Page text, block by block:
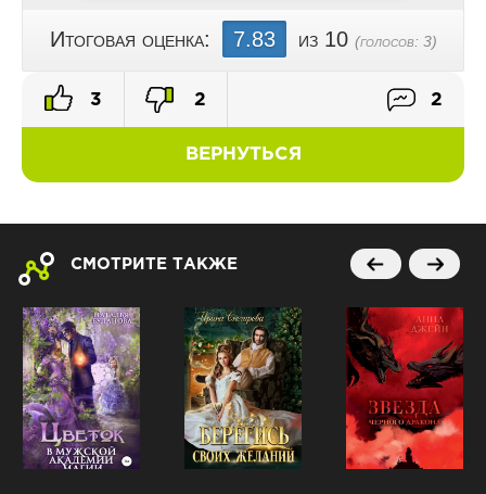
Итоговая оценка: 7.83 из 10 (голосов: 3)
ВЕРНУТЬСЯ
3 2 2
СМОТРИТЕ ТАКЖЕ